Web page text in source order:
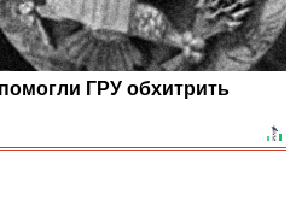
ГРУ обхитрить